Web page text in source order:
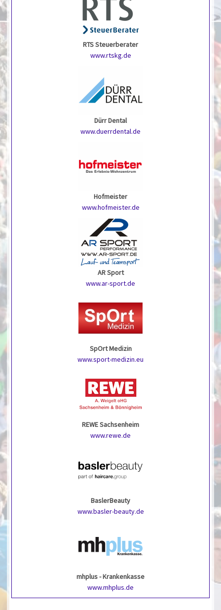
RTS Steuerberater
www.rtskg.de
Dürr Dental
www.duerrdental.de
Hofmeister
www.hofmeister.de
AR Sport
www.ar-sport.de
SpOrt Medizin
www.sport-medizin.eu
REWE Sachsenheim
www.rewe.de
BaslerBeauty
www.basler-beauty.de
mhplus - Krankenkasse
www.mhplus.de